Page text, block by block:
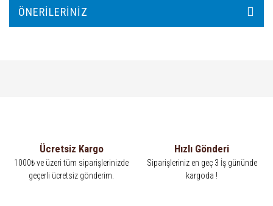
ÖNERILERINIZ
Ücretsiz Kargo
1000₺ ve üzeri tüm siparişlerinizde
geçerli ücretsiz gönderim.
Hızlı Gönderi
Siparişleriniz en geç 3 İş gününde
kargoda !